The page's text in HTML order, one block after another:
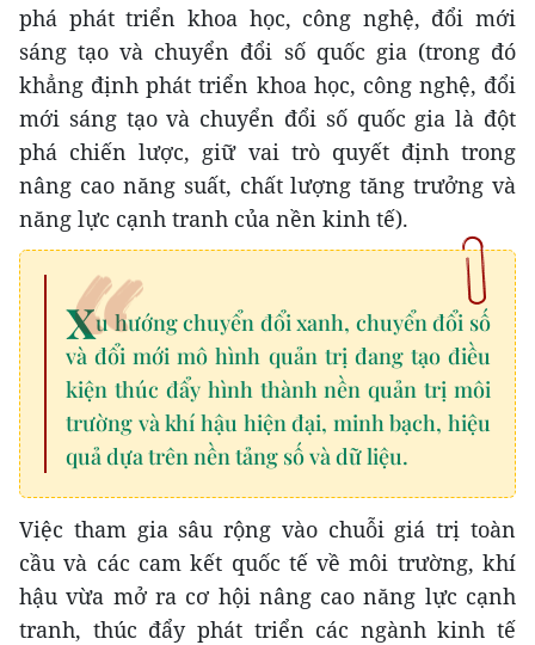
phá phát triển khoa học, công nghệ, đổi mới
sáng tạo và chuyển đổi số quốc gia (trong đó
khẳng định phát triển khoa học, công nghệ, đổi
mới sáng tạo và chuyển đổi số quốc gia là đột
phá chiến lược, giữ vai trò quyết định trong
nâng cao năng suất, chất lượng tăng trưởng và
năng lực cạnh tranh của nền kinh tế).
xu hướng chuyển đổi xanh, chuyển đổi số
và đổi mới mô hình quản trị đang tạo điều
kiện thúc đẩy hình thành nền quản trị môi
trường và khí hậu hiện đại, minh bạch, hiệu
quả dựa trên nền tảng số và dữ liệu.
Việc tham gia sâu rộng vào chuỗi giá trị toàn
cầu và các cam kết quốc tế về môi trường, khí
hậu vừa mở ra cơ hội nâng cao năng lực cạnh
tranh, thúc đẩy phát triển các ngành kinh tế